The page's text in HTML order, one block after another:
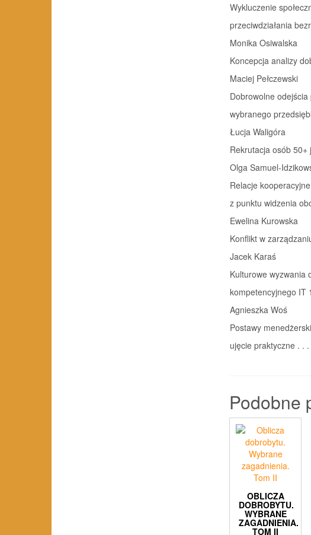
Wykluczenie
przeciwdziałania
Monika Osiwalska
Koncepcja analizy
Maciej Pełczewski
Dobrowolne
wybranego
Łucja Waligóra
Rekrutacja osób
Olga Samuel-
Relacje
z punktu widzenia
Ewelina Kurowska
Konflikt w
Jacek Karaś
Kulturowe wyzwania
kompetencyjnego IT
Agnieszka Woś
Postawy
ujęcie praktyczne . .
Podobne
OBLICZA
DOBROBYTU.
WYBRANE
ZAGADNIENIA.
TOM II